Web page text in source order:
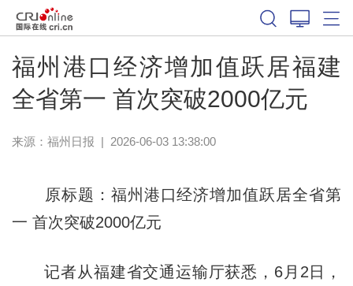
福州港口经济增加值跃居福建
全省第一 首次突破2000亿元
来源： 福州日报 | 2026-06-03 13:38:00
原标题：福州港口经济增加值跃居全省第
一 首次突破2000亿元
记者从福建省交通运输厅获悉，6月2日，